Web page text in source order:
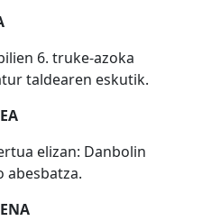
6. truke-azoka
taldearen eskutik.
elizan: Danbolin
abesbatza.